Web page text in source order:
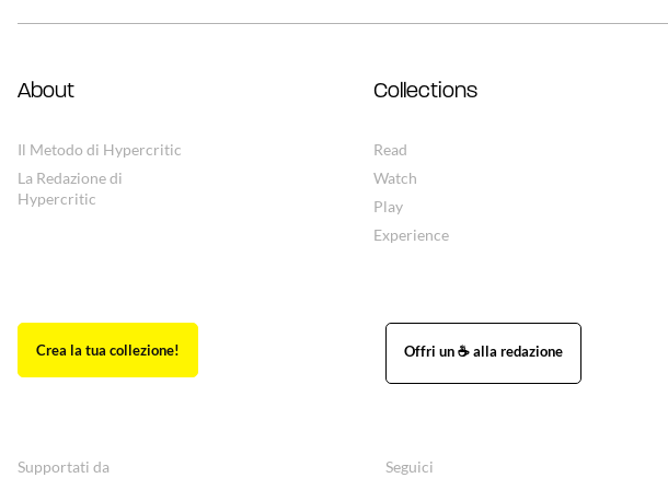
About
Il Metodo di Hypercritic
La Redazione di
Hypercritic
Collections
Read
Watch
Play
Experience
Supportati da Seguici